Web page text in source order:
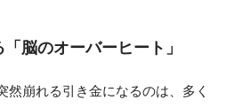
脳のオーバーヒート」
然崩れる引き金になるのは、多く